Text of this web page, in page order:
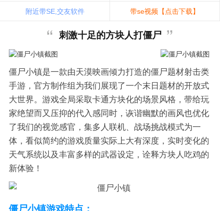
附近带SE,交友软件 带se视频【点击下载】
刺激十足的方块人打僵尸
僵尸小镇是一款由天漠映画倾力打造的僵尸题材射击类
手游，官方制作组为我们展现了一个末日题材的开放式
大世界。游戏全局采取卡通方块化的场景风格，带给玩
家绝望而又压抑的代入感同时，诙谐幽默的画风也优化
了我们的视觉感官，集多人联机、战场挑战模式为一
体，看似简约的游戏质量实际上大有深度，实时变化的
天气系统以及丰富多样的武器设定，诠释方块人吃鸡的
新体验！
僵尸小镇游戏特点：